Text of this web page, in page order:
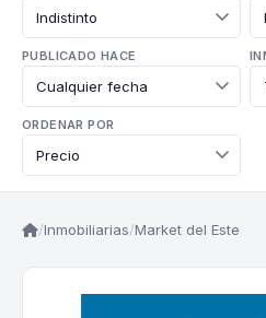
PUBLICADO HACE
ORDENAR POR
/Inmobiliarias/Market del Este